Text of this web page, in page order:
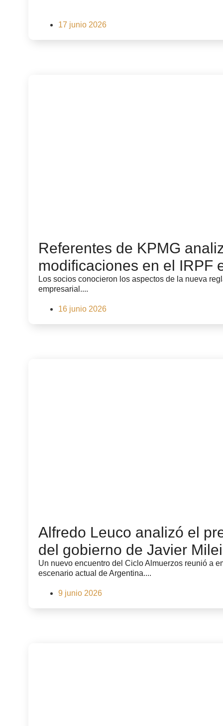
17 junio 2026
Referentes de KPMG
modificaciones en el IRPF
Los socios conocieron los aspectos de la nueva
empresarial....
16 junio 2026
Alfredo Leuco analizó el
del gobierno de Javier Milei
Un nuevo encuentro del Ciclo Almuerzos reunió a
escenario actual de Argentina....
9 junio 2026